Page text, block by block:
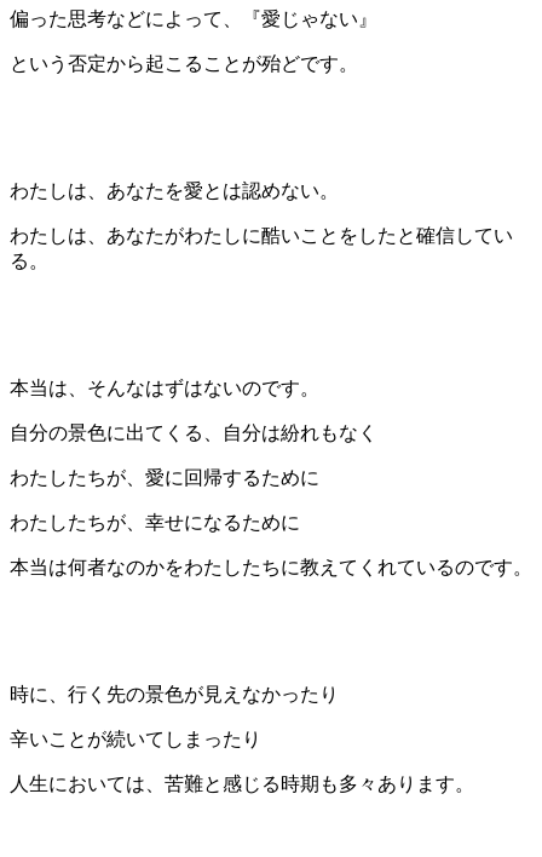
偏った思考などによって、『愛じゃない』
という否定から起こることが殆どです。
わたしは、あなたを愛とは認めない。
わたしは、あなたがわたしに酷いことをしたと確信してい
る。
本当は、そんなはずはないのです。
自分の景色に出てくる、自分は紛れもなく
わたしたちが、愛に回帰するために
わたしたちが、幸せになるために
本当は何者なのかをわたしたちに教えてくれているのです。
時に、行く先の景色が見えなかったり
辛いことが続いてしまったり
人生においては、苦難と感じる時期も多々あります。